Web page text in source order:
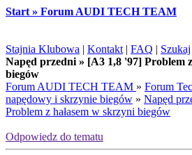
Start » Forum AUDI TECH TEAM
Stajnia Klubowa | Kontakt | FAQ | Szukaj
Napęd przedni » [A3 1,8 '97] Problem
biegów
Forum AUDI TECH TEAM » Forum
napędowy i skrzynie biegów » Napęd
Problem z hałasem w skrzyni biegów
Odpowiedz do tematu